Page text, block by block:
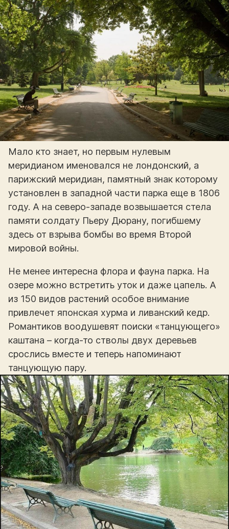
Мало кто знает, но первым нулевым
меридианом именовался не лондонский, а
парижский меридиан, памятный знак которому
установлен в западной части парка еще в 1806
году. А на северо-западе возвышается стела
памяти солдату Пьеру Дюрану, погибшему
здесь от взрыва бомбы во время Второй
мировой войны.
Не менее интересна флора и фауна парка. На
озере можно встретить уток и даже цапель. А
из 150 видов растений особое внимание
привлечет японская хурма и ливанский кедр.
Романтиков воодушевят поиски «танцующего»
каштана – когда-то стволы двух деревьев
срослись вместе и теперь напоминают
танцующую пару.